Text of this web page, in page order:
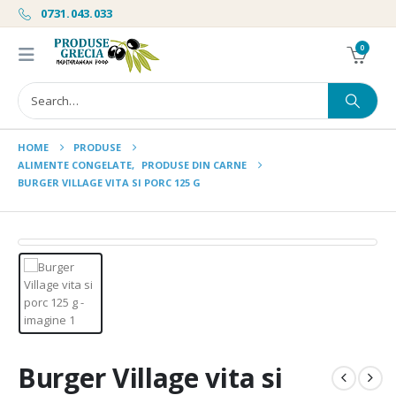
0731.043.033
0
HOME
PRODUSE
ALIMENTE CONGELATE, PRODUSE DIN CARNE
BURGER VILLAGE VITA SI PORC 125 G
Burger Village vita si